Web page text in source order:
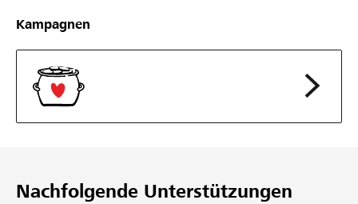
CHF 4’500
CHF 12’000
Wunschbetrag
Kampagnen
Nachfolgende Unterstützungen